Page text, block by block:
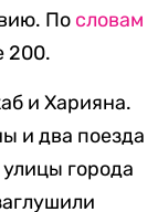
По словам
200.
и Харияна.
и два поезда
города